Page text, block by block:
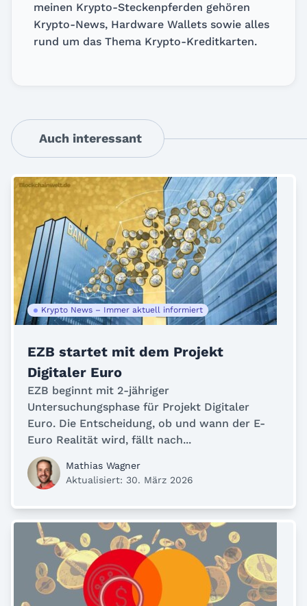
meinen Krypto-Steckenpferden gehören
Krypto-News, Hardware Wallets sowie alles
rund um das Thema Krypto-Kreditkarten.
Auch interessant
Krypto News – Immer aktuell informiert
EZB startet mit dem Projekt
Digitaler Euro
EZB beginnt mit 2-jähriger
Untersuchungsphase für Projekt Digitaler
Euro. Die Entscheidung, ob und wann der E-
Euro Realität wird, fällt nach...
Mathias Wagner
Aktualisiert: 30. März 2026